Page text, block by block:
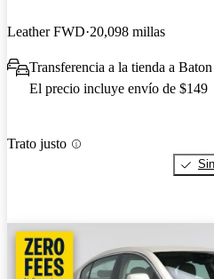
Leather FWD 20,098 millas
Transferencia a la tienda a
El precio incluye envío de $149
Trato justo